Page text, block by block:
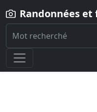
Randonnées et
Home
Paysage
Pic-de-Panestrel-